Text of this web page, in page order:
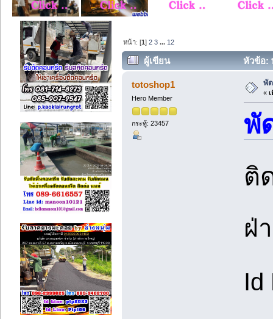
หน้า: [1]2 3 ... 12
ผู้เขียน หัวข้อ:
totoshop1
Hero Member
กระทู้: 23457
พั
«
พั
ติ
ฝ่
Id